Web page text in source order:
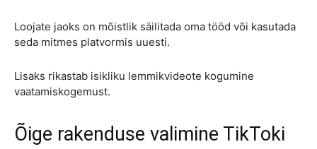
Loojate jaoks on mõistlik säilitada oma tööd või kasutada
seda mitmes platvormis uuesti.
Lisaks rikastab isikliku lemmikvideote kogumine
vaatamiskogemust.
Õige rakenduse valimine TikToki